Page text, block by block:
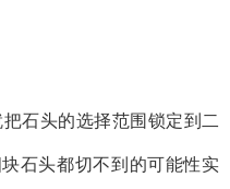
石头的选择范围锁定到二
石头都切不到的可能性实